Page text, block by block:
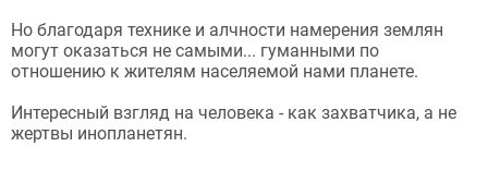
Но благодаря технике и алчности намерения землян
могут оказаться не самыми... гуманными по
отношению к жителям населяемой нами планете.
Интересный взгляд на человека - как захватчика, а не
жертвы инопланетян.